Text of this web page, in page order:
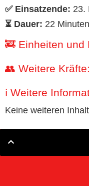
✅ Einsatzende: 23.
⏳ Dauer: 22 Minuten
🚒 Einheiten und
👥 Weitere Kräfte:
ℹ️ Weitere
Keine weiteren